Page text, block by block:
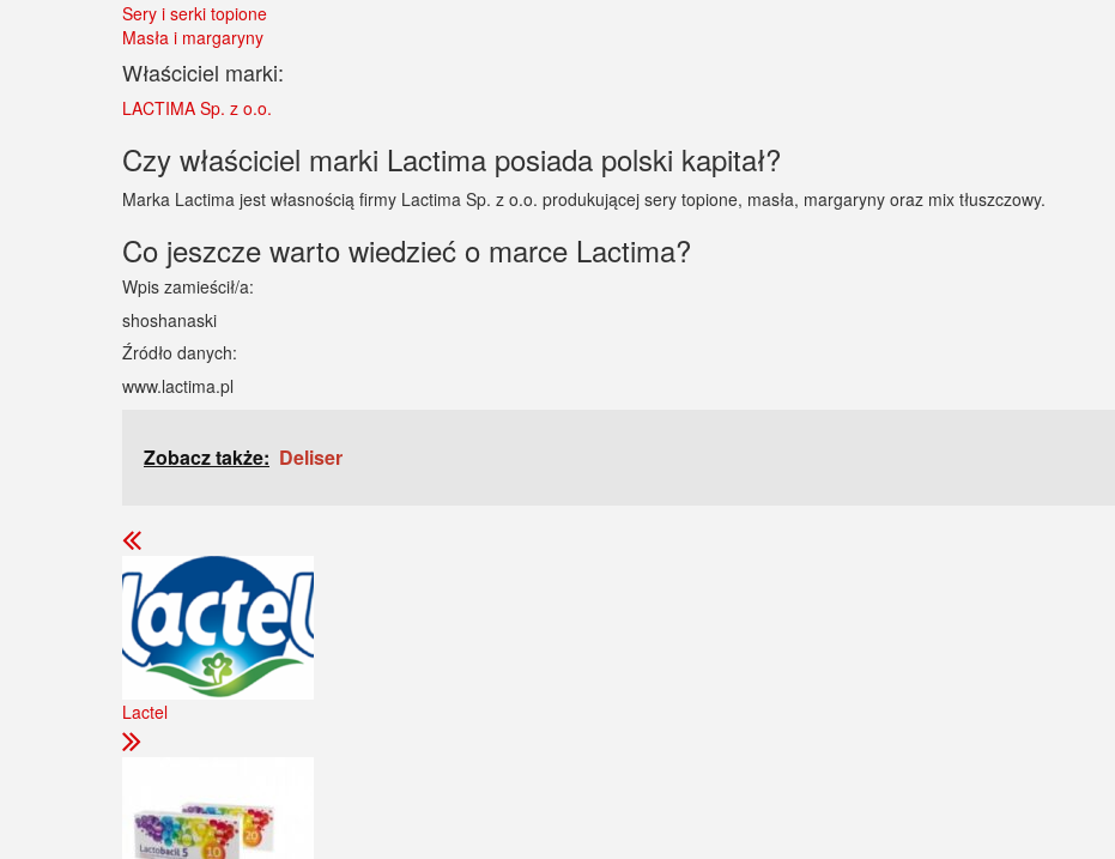
Sery i serki topione
Masła i margaryny
Właściciel marki:
LACTIMA Sp. z o.o.
Czy właściciel marki Lactima posiada polski kapitał?
Marka Lactima jest własnością firmy Lactima Sp. z o.o. produkującej sery topione, masła, margaryny oraz mix tłuszczowy.
Co jeszcze warto wiedzieć o marce Lactima?
Wpis zamieścił/a:
shoshanaski
Źródło danych:
www.lactima.pl
Zobacz także: Deliser
Lactel